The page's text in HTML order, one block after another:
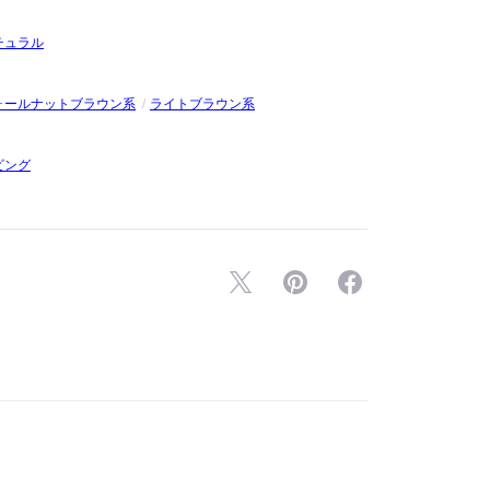
ュラル
ールナットブラウン系 ライトブラウン系
ング